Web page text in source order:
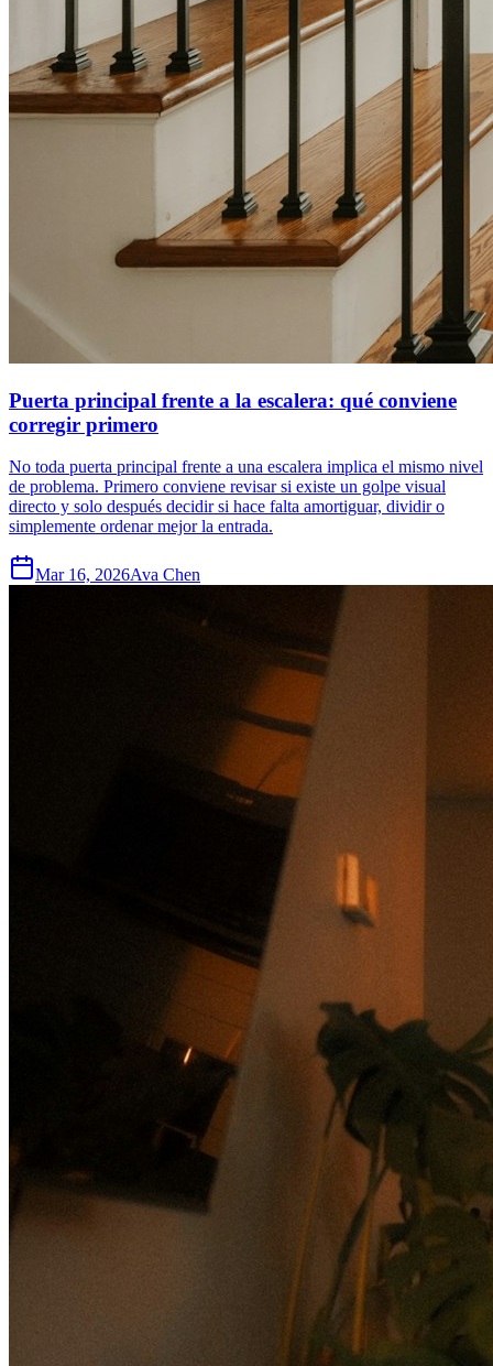
Puerta principal frente a la escalera: qué conviene
corregir primero
No toda puerta principal frente a una escalera implica el mismo nivel
de problema. Primero conviene revisar si existe un golpe visual
directo y solo después decidir si hace falta amortiguar, dividir o
simplemente ordenar mejor la entrada.
Mar 16, 2026Ava Chen